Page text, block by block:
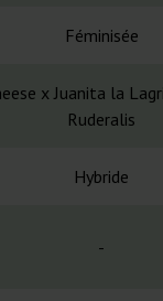
Féminisée
x Juanita la
Ruderalis
Hybride
-